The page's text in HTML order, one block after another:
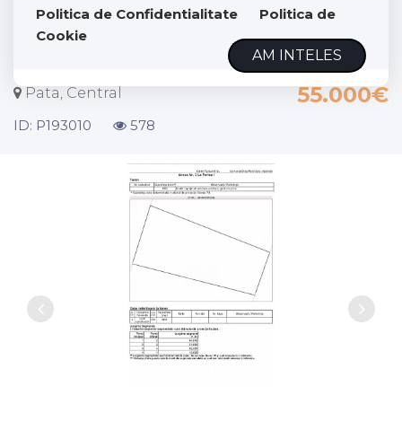
Politica de Confidentialitate
Politica de
Cookie
AM INTELES
extravilan la intrare in Pata
800mp+200mp drum
Pata, Central 55.000€
ID: P193010 578